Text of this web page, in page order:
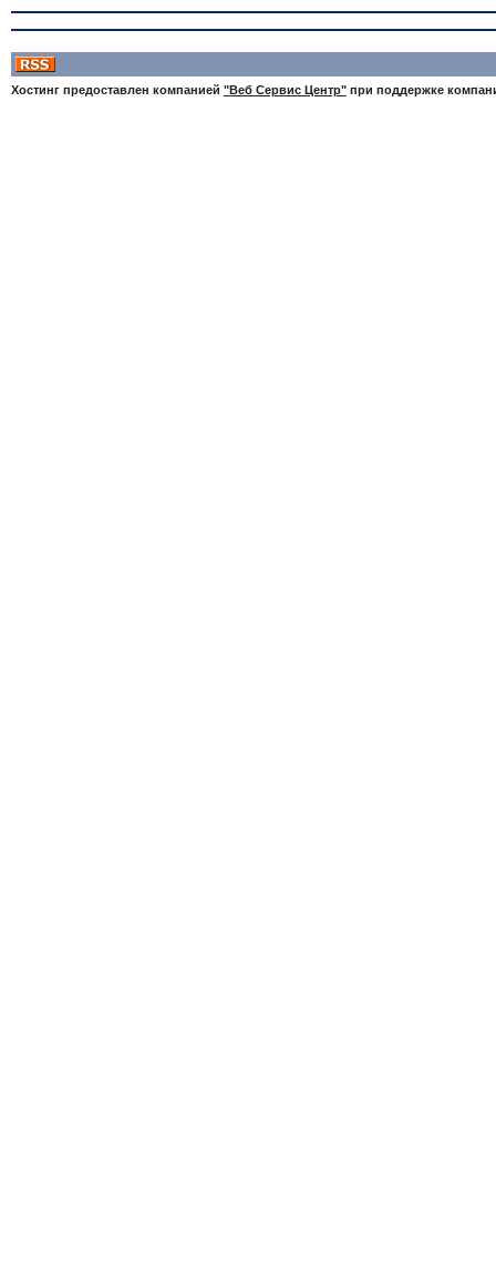
Хостинг предоставлен компанией "Веб Сервис Центр"при поддержке